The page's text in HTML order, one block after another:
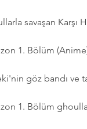
savaşan Karşı
1. Bölüm
göz bandı ve
1. Bölüm